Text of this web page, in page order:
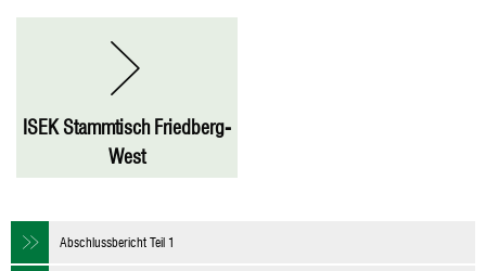
ISEK Stammtisch Friedberg-
West
Abschlussbericht Teil 1